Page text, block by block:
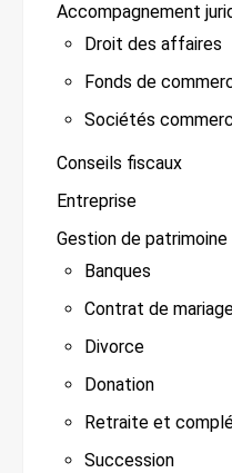
Accompagnement
Droit des affaires
Fonds de
Sociétés
Conseils fiscaux
Entreprise
Gestion de patrimoine
Banques
Contrat de
Divorce
Donation
Retraite et
Succession